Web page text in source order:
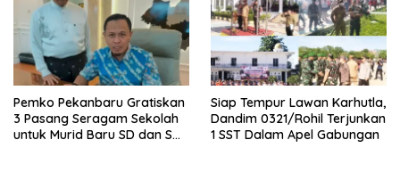
Pemko Pekanbaru Gratiskan
3 Pasang Seragam Sekolah
untuk Murid Baru SD dan SMP
Siap Tempur Lawan Karhutla,
Dandim 0321/Rohil Terjunkan
1 SST Dalam Apel Gabungan